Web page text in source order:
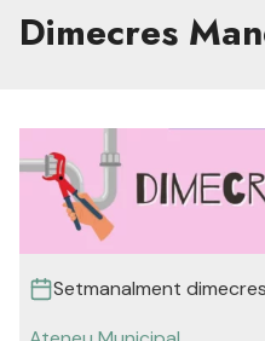
Dimecres
Setmanalment dimecres